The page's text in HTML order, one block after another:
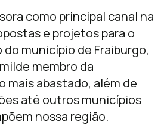
como principal canal na
e projetos para o
município de Fraiburgo,
membro da
mais abastado, além de
até outros municípios
nossa região.